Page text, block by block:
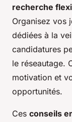
recherche
Organisez vos
dédiées à la
candidatures
le réseautage.
motivation et
opportunités.
Ces conseils